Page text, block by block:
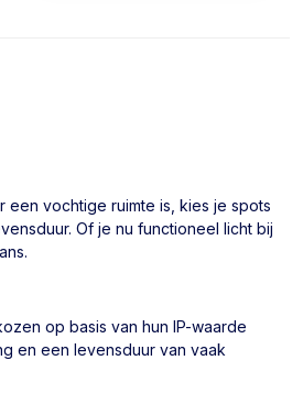
vochtige ruimte is, kies je spots
Of je nu functioneel licht bij
op basis van hun IP-waarde
en een levensduur van vaak